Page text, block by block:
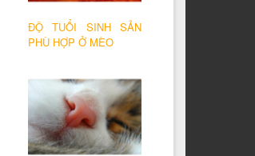
ĐỘ TUỔI SINH SẢN
PHÙ HỢP Ở MÈO